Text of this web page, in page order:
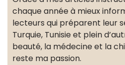
chaque année à mieux
lecteurs qui préparent leur
Turquie, Tunisie et plein
beauté, la médecine et la
reste ma passion.